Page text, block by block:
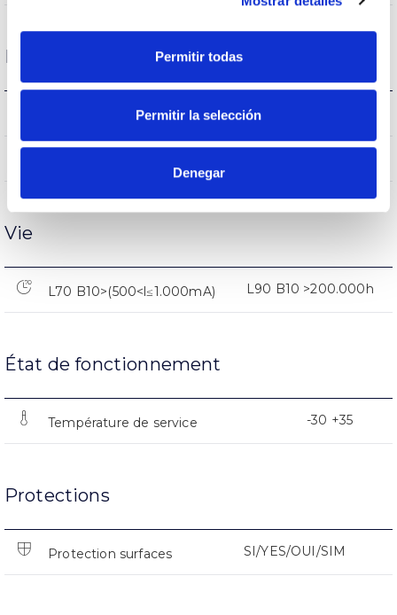
Permitir todas
Permitir la selección
Denegar
Performance
Vie
L70 B10>(500<l≤1.000mA) L90 B10 >200.000h
État de fonctionnement
Température de service -30 +35
Protections
Protection surfaces SI/YES/OUI/SIM